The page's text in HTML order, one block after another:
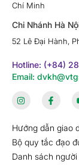
Chí Minh
Chi Nhánh Hà
52 Lê Đại Hành,
Hotline: (+84)
Email:
Hướng dẫn giao
Bộ quy tắc đạo
Danh sách